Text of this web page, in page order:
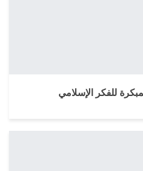
للفكر الإسلامي